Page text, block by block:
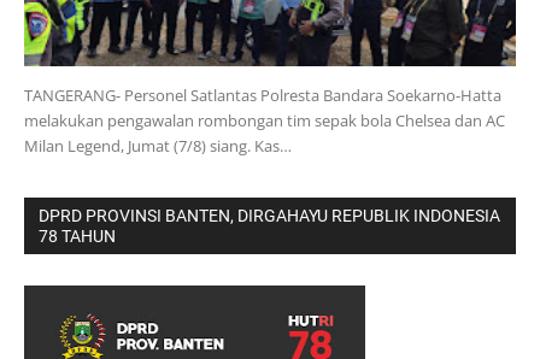
TANGERANG- Personel Satlantas Polresta Bandara Soekarno-Hatta
melakukan pengawalan rombongan tim sepak bola Chelsea dan AC
Milan Legend, Jumat (7/8) siang. Kas…
DPRD PROVINSI BANTEN, DIRGAHAYU REPUBLIK INDONESIA
78 TAHUN